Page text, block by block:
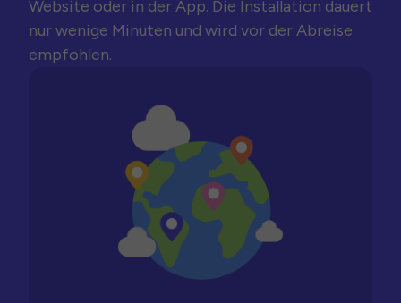
Website oder in der App. Die Installation dauert
nur wenige Minuten und wird vor der Abreise
empfohlen.